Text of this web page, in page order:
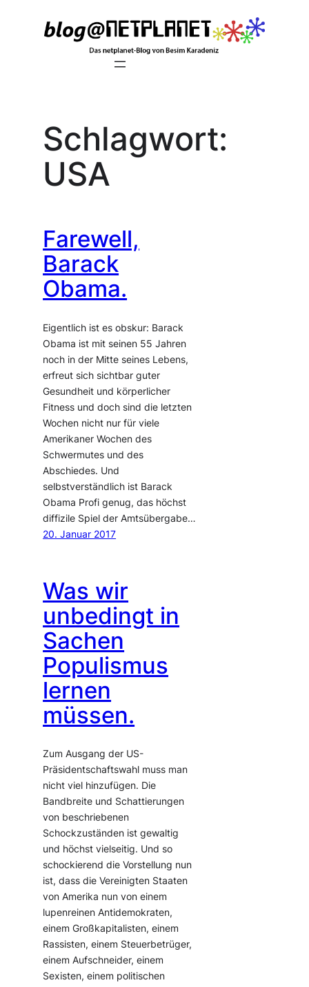
Schlagwort:
USA
Farewell,
Barack
Obama.
Eigentlich ist es obskur: Barack
Obama ist mit seinen 55 Jahren
noch in der Mitte seines Lebens,
erfreut sich sichtbar guter
Gesundheit und körperlicher
Fitness und doch sind die letzten
Wochen nicht nur für viele
Amerikaner Wochen des
Schwermutes und des
Abschiedes. Und
selbstverständlich ist Barack
Obama Profi genug, das höchst
diffizile Spiel der Amtsübergabe…
20. Januar 2017
Was wir
unbedingt in
Sachen
Populismus
lernen
müssen.
Zum Ausgang der US-
Präsidentschaftswahl muss man
nicht viel hinzufügen. Die
Bandbreite und Schattierungen
von beschriebenen
Schockzuständen ist gewaltig
und höchst vielseitig. Und so
schockierend die Vorstellung nun
ist, dass die Vereinigten Staaten
von Amerika nun von einem
lupenreinen Antidemokraten,
einem Großkapitalisten, einem
Rassisten, einem Steuerbetrüger,
einem Aufschneider, einem
Sexisten, einem politischen